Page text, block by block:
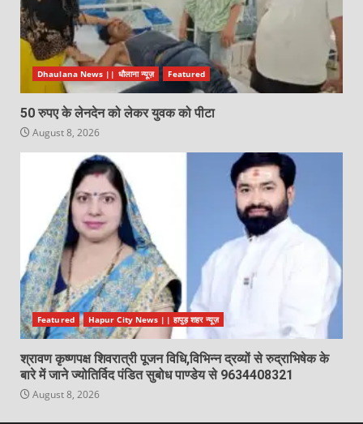
Dhaulana News || धौलाना न्यूज़ Featured
50 रुपए के लेनदेन को लेकर युवक को पीटा
August 8, 2026
Featured Hapur City News || हापुड़ शहर न्यूज़
श्रावण कृष्णपक्ष शिवरात्री पूजन विधि,विभिन्न द्रव्यों से रुद्राभिषेक के
बारे में जाने ज्योतिर्विद पंडित सुबोध पाण्डेय से 9634408321
August 8, 2026